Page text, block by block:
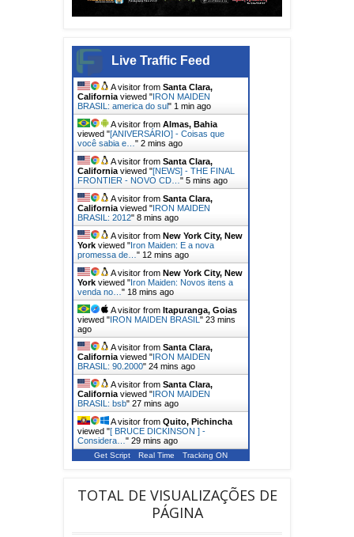
Live Traffic Feed
A visitor from Santa Clara,
California viewed "IRON MAIDEN
BRASIL: america do sul" 1 min ago
A visitor from Almas, Bahia
viewed "[ANIVERSÁRIO] - Coisas que
você sabia e… " 2 mins ago
A visitor from Santa Clara,
California viewed "[NEWS] - THE FINAL
FRONTIER - NOVO CD… " 5 mins ago
A visitor from Santa Clara,
California viewed "IRON MAIDEN
BRASIL: 2012" 8 mins ago
A visitor from New York City, New
York viewed "Iron Maiden: E a nova
promessa de… " 12 mins ago
A visitor from New York City, New
York viewed "Iron Maiden: Novos itens a
venda no… " 18 mins ago
A visitor from Itapuranga, Goias
viewed "IRON MAIDEN BRASIL " 23 mins
ago
A visitor from Santa Clara,
California viewed "IRON MAIDEN
BRASIL: 90.2000" 24 mins ago
A visitor from Santa Clara,
California viewed "IRON MAIDEN
BRASIL: bsb" 27 mins ago
A visitor from Quito, Pichincha
viewed "[ BRUCE DICKINSON ] -
Considera… " 29 mins ago
Get Script Real Time Tracking ON
TOTAL DE VISUALIZAÇÕES DE
PÁGINA